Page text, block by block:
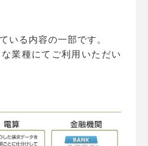
いる内容の一部です。
業種にてご利用いただい